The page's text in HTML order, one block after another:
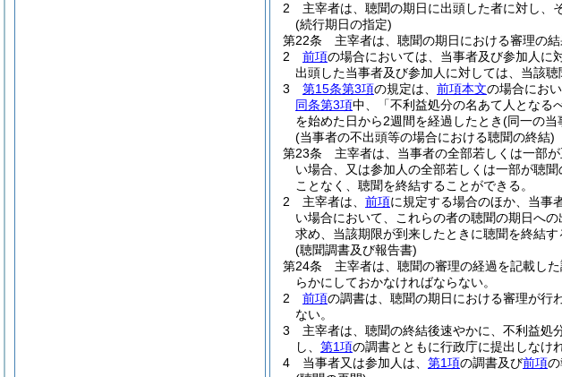
2
主宰者は、聴聞の期日に出頭した者に対し、
(続行期日の指定)
第22条
主宰者は、聴聞の期日における審理の
2
前項の場合においては、当事者及び参加人に
出頭した当事者及び参加人に対しては、当該
3
第15条第3項の規定は、 前項本文の場合にお
同条第3項中、「不利益処分の名あて人となる
を始めた日から2週間を経過したとき(同一の当
(当事者の不出頭等の場合における聴聞の終結)
第23条
主宰者は、当事者の全部若しくは一部
い場合、又は参加人の全部若しくは一部が聴
ことなく、聴聞を終結することができる。
2
主宰者は、 前項に規定する場合のほか、当事
い場合において、これらの者の聴聞の期日へ
求め、当該期限が到来したときに聴聞を終結す
(聴聞調書及び報告書)
第24条
主宰者は、聴聞の審理の経過を記載し
らかにしておかなければならない。
2
前項の調書は、聴聞の期日における審理が行
ない。
3
主宰者は、聴聞の終結後速やかに、不利益処
し、 第1項の調書とともに行政庁に提出しなけ
4
当事者又は参加人は、 第1項の調書及び前項